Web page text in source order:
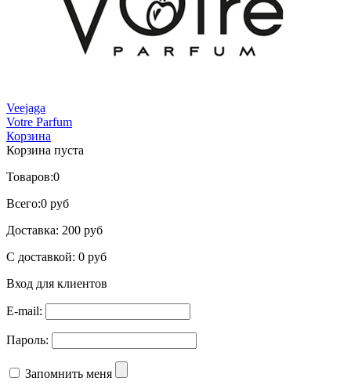
Veejaga
Votre Parfum
Корзина
Корзина пуста
Товаров:0
Всего:0 руб
Доставка: 200 руб
С доставкой: 0 руб
Вход для клиентов
E-mail:
Пароль:
Запомнить меня